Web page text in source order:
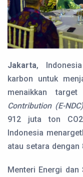
Jakarta,
karbon untuk
menaikkan target
Contribution (E-NDC)
912 juta ton
Indonesia
atau setara dengan
Menteri Energi dan